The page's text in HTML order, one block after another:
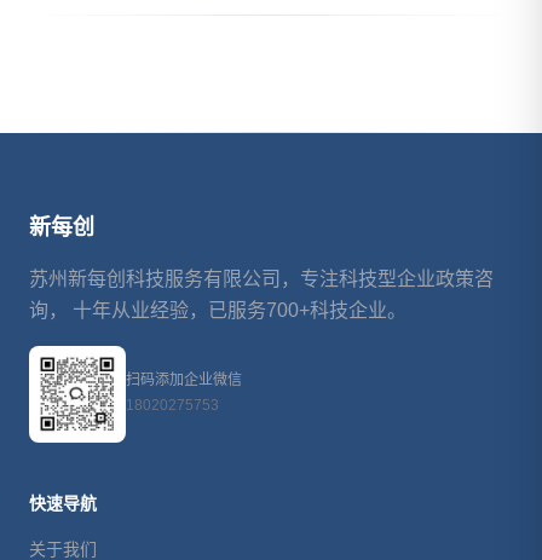
新每创
苏州新每创科技服务有限公司，专注科技型企业政策咨
询， 十年从业经验，已服务700+科技企业。
扫码添加企业微信
18020275753
快速导航
关于我们